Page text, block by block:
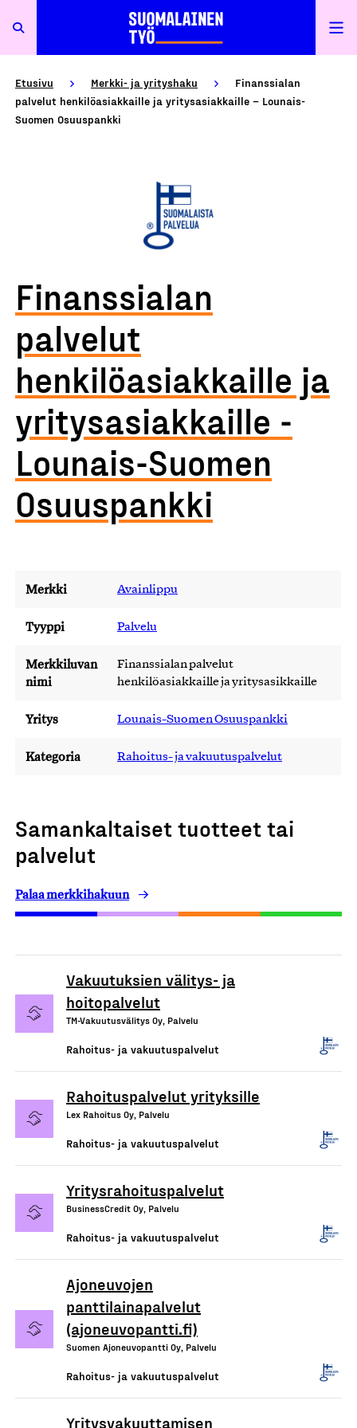
Etusivu Merkki- ja yrityshaku
Finanssialan
palvelut henkilöasiakkaille ja yritysasiakkaille – Lounais-
Suomen Osuuspankki
Finanssialan
palvelut
henkilöasiakkaille ja
yritysasiakkaille -
Lounais-Suomen
Osuuspankki
Merkki Avainlippu
Tyyppi Palvelu
Merkkiluvan
nimi
Finanssialan palvelut
henkilöasiakkaille ja yritysasikkaille
Yritys Lounais-Suomen Osuuspankki
Kategoria Rahoitus- ja vakuutuspalvelut
Samankaltaiset tuotteet tai
palvelut
Palaa merkkihakuun
Vakuutuksien välitys- ja
hoitopalvelut
TM-Vakuutusvälitys Oy, Palvelu
Rahoitus- ja vakuutuspalvelut
Rahoituspalvelut yrityksille
Lex Rahoitus Oy, Palvelu
Rahoitus- ja vakuutuspalvelut
Yritysrahoituspalvelut
BusinessCredit Oy, Palvelu
Rahoitus- ja vakuutuspalvelut
Ajoneuvojen
panttilainapalvelut
(ajoneuvopantti.fi)
Suomen Ajoneuvopantti Oy, Palvelu
Rahoitus- ja vakuutuspalvelut
Yritysvakuuttamisen